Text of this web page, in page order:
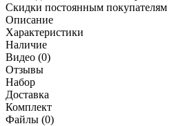
Скидки постоянным покупателям
Описание
Характеристики
Наличие
Видео (0)
Отзывы
Набор
Доставка
Комплект
Файлы (0)